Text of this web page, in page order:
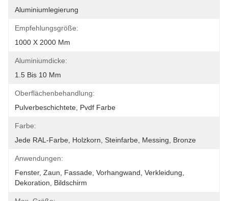
Aluminiumlegierung
Empfehlungsgröße:
1000 X 2000 Mm
Aluminiumdicke:
1.5 Bis 10 Mm
Oberflächenbehandlung:
Pulverbeschichtete, Pvdf Farbe
Farbe:
Jede RAL-Farbe, Holzkorn, Steinfarbe, Messing, Bronze
Anwendungen:
Fenster, Zaun, Fassade, Vorhangwand, Verkleidung,
Dekoration, Bildschirm